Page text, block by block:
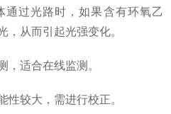
通过光路时，如果含有环氧乙
，从而引起光强变化。
，适合在线监测。
性较大，需进行校正。